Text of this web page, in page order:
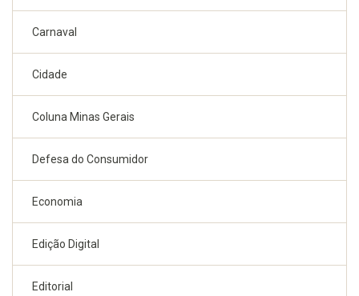
Carnaval
Cidade
Coluna Minas Gerais
Defesa do Consumidor
Economia
Edição Digital
Editorial